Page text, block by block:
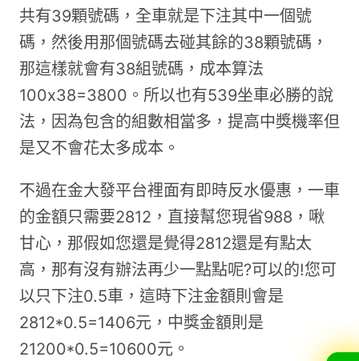
共有39顆號碼，全車就是下注其中一個號
碼，然後用那個號碼去碰其餘的38顆號碼，
那這樣就會有38組號碼，成本算法
100x38=3800。所以也有539坐車必勝的說
法，因為包含的組數相當多，提高中獎機率但
是又不會花太多成本。
不過在金大發平台裡面有即時反水優惠，一車
的金額只需要2812，直接幫您現省988，啾
甘心，那假如您還是覺得2812還是有點太
高，那有沒有辦法再少一點點呢?可以的!您可
以只下注0.5車，這時下注金額則會是
2812*0.5=1406元，中獎金額則是
21200*0.5=10600元。